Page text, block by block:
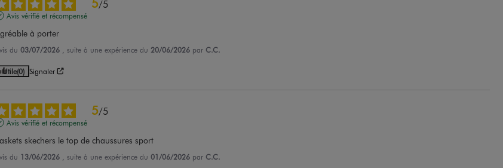
5/5
Avis vérifié et récompensé
à porter
du 03/07/2026 , suite à une expérience du 20/06/2026 par C.C.
Utile(0) Signaler
5/5
Avis vérifié et récompensé
skechers le top de chaussures sport
du 13/06/2026 , suite à une expérience du 01/06/2026 par C.C.